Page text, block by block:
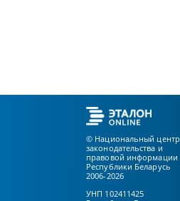
© Национальный центр
законодательства и
правовой информации
Республики Беларусь
2006-2026
УНП 102411425